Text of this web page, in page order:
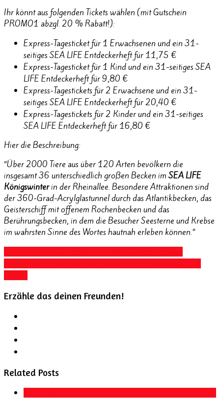
Ihr könnt aus folgenden Tickets wählen (mit Gutschein
PROMO1 abzgl. 20 % Rabatt!):
Express-Tagesticket für 1 Erwachsenen und ein 31-
seitiges SEA LIFE Entdeckerheft für 11,75 €
Express-Tagesticket für 1 Kind und ein 31-seitiges SEA
LIFE Entdeckerheft für 9,80 €
Express-Tagestickets für 2 Erwachsene und ein 31-
seitiges SEA LIFE Entdeckerheft für 20,40 €
Express-Tagestickets für 2 Kinder und ein 31-seitiges
SEA LIFE Entdeckerheft für 16,80 €
Hier die Beschreibung:
“Über 2000 Tiere aus über 120 Arten bevölkern die
insgesamt 36 unterschiedlich großen Becken im SEA LIFE
Königswinterin der Rheinallee. Besondere Attraktionen sind
der 360-Grad-Acrylglastunnel durch das Atlantikbecken, das
Geisterschiff mit offenem Rochenbecken und das
Berührungsbecken, in dem die Besucher Seesterne und Krebse
im wahrsten Sinne des Wortes hautnah erleben können.”
Erzähle das deinen Freunden!
Related Posts